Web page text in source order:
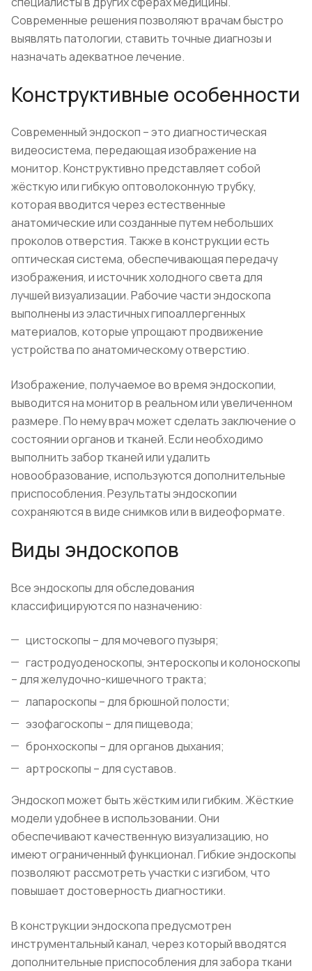
Современные решения позволяют врачам быстро
выявлять патологии, ставить точные диагнозы и
назначать адекватное лечение.
Конструктивные особенности
Современный эндоскоп – это диагностическая
видеосистема, передающая изображение на
монитор. Конструктивно представляет собой
жёсткую или гибкую оптоволоконную трубку,
которая вводится через естественные
анатомические или созданные путем небольших
проколов отверстия. Также в конструкции есть
оптическая система, обеспечивающая передачу
изображения, и источник холодного света для
лучшей визуализации. Рабочие части эндоскопа
выполнены из эластичных гипоаллергенных
материалов, которые упрощают продвижение
устройства по анатомическому отверстию.
Изображение, получаемое во время эндоскопии,
выводится на монитор в реальном или увеличенном
размере. По нему врач может сделать заключение о
состоянии органов и тканей. Если необходимо
выполнить забор тканей или удалить
новообразование, используются дополнительные
приспособления. Результаты эндоскопии
сохраняются в виде снимков или в видеоформате.
Виды эндоскопов
Все эндоскопы для обследования
классифицируются по назначению:
цистоскопы – для мочевого пузыря;
гастродуоденоскопы, энтероскопы и колоноскопы
– для желудочно-кишечного тракта;
лапароскопы – для брюшной полости;
эзофагоскопы – для пищевода;
бронхоскопы – для органов дыхания;
артроскопы – для суставов.
Эндоскоп может быть жёстким или гибким. Жёсткие
модели удобнее в использовании. Они
обеспечивают качественную визуализацию, но
имеют ограниченный функционал. Гибкие эндоскопы
позволяют рассмотреть участки с изгибом, что
повышает достоверность диагностики.
В конструкции эндоскопа предусмотрен
инструментальный канал, через который вводятся
дополнительные приспособления для забора ткани